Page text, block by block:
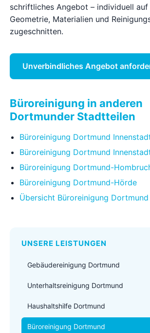
schriftliches Angebot – individuell
Geometrie, Materialien und
zugeschnitten.
Unverbindliches Angebot
Büroreinigung in anderen
Dortmunder Stadtteilen
Büroreinigung Dortmund
Büroreinigung Dortmund
Büroreinigung Dortmund-
Büroreinigung Dortmund-Hörde
Übersicht Büroreinigung Dortmund
UNSERE LEISTUNGEN
Gebäudereinigung Dortmund
Unterhaltsreinigung Dortmund
Haushaltshilfe Dortmund
Büroreinigung Dortmund